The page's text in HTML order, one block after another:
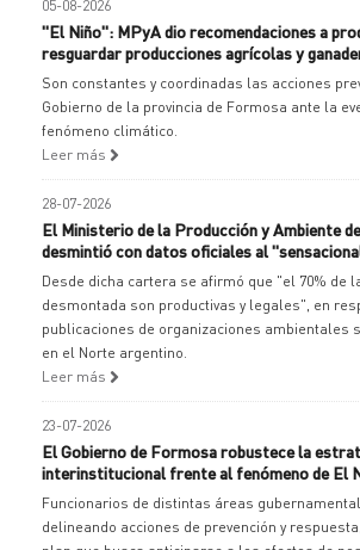
05-08-2026
"El Niño": MPyA dio recomendaciones a
resguardar producciones agrícolas y
Son constantes y coordinadas las acciones
Gobierno de la provincia de Formosa ante la
fenómeno climático.
Leer más
28-07-2026
El Ministerio de la Producción y Ambiente
desmintió con datos oficiales al
Desde dicha cartera se afirmó que "el 70% de
desmontada son productivas y legales", en
publicaciones de organizaciones ambientales
en el Norte argentino.
Leer más
23-07-2026
El Gobierno de Formosa robustece la
interinstitucional frente al fenómeno de El
Funcionarios de distintas áreas
delineando acciones de prevención y